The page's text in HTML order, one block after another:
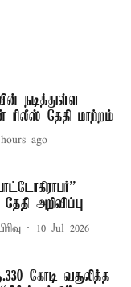
நடித்துள்ள
தேதி மாற்றம்
ago
அறிவிப்பு
10 Jul 2026
கோடி வசூலித்த